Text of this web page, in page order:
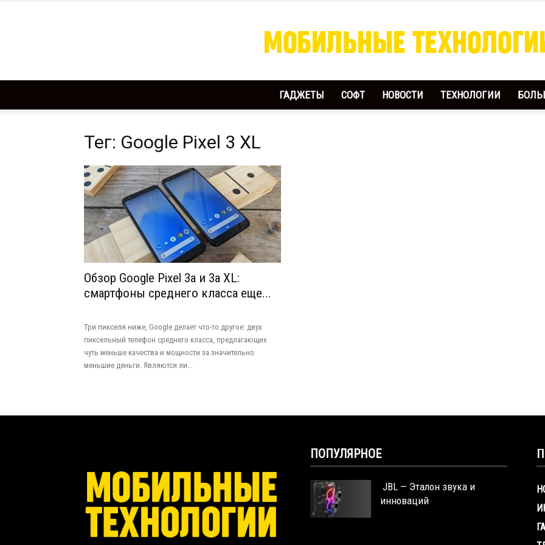
Мобильные
ГАДЖЕТЫ СОФТ НОВОСТИ ТЕХНОЛОГИИ
Тег: Google Pixel 3 XL
Обзор Google Pixel 3a и 3a XL:
смартфоны среднего класса еще...
Три пикселя ниже, Google делает что-то другое: двух
пиксельный телефон среднего класса, предлагающих
чуть меньше качества и мощности за значительно
меньшие деньги. Являются ли...
ПОПУЛЯРНОЕ
JBL — Эталон звука и
инноваций